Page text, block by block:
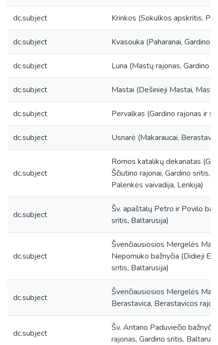
dc.subject Krinkos (Sokulkos apskritis,
dc.subject Kvasouka (Paharanai, Gardino
dc.subject Luna (Mastų rajonas, Gardino
dc.subject Mastai (Dešinieji Mastai,
dc.subject Pervalkas (Gardino rajonas ir
dc.subject Usnarė (Makaraucai,
dc.subject
Romos katalikų dekanatas
Ščiutino rajonai, Gardino sritis,
Palenkės vaivadija, Lenkija)
dc.subject
Šv. apaštalų Petro ir Povilo
sritis, Baltarusija)
dc.subject
Švenčiausiosios Mergelės
Nepomuko bažnyčia (Didieji
sritis, Baltarusija)
dc.subject
Švenčiausiosios Mergelės
Berastavica, Berastavicos
dc.subject
Šv. Antano Paduviečio
rajonas, Gardino sritis,